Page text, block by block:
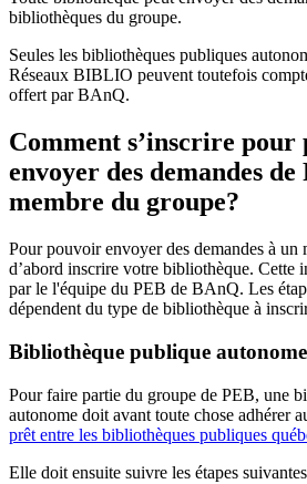
bibliothèques du groupe.
Seules les bibliothèques publiques
Réseaux BIBLIO peuvent toutefois
offert par BAnQ.
Comment s’inscrire pour
envoyer des demandes de
membre du groupe?
Pour pouvoir envoyer des demandes à
d’abord inscrire votre bibliothèque. Cette
par le l'équipe du PEB de BAnQ. Les
dépendent du type de bibliothèque à
Bibliothèque publique
Pour faire partie du groupe de PEB, une
autonome doit avant toute chose adhérer
prêt entre les bibliothèques publiques
Elle doit ensuite suivre les étapes suivantes